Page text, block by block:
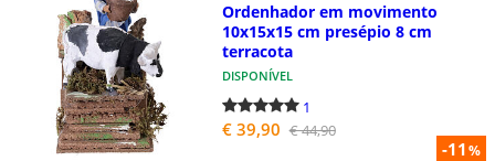
-11%
Ordenhador em movimento
10x15x15 cm presépio 8 cm
terracota
DISPONÍVEL
1
€ 39,90 € 44,90